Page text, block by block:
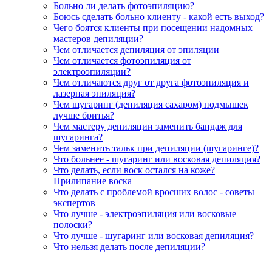
Больно ли делать фотоэпиляцию?
Боюсь сделать больно клиенту - какой есть выход?
Чего боятся клиенты при посещении надомных
мастеров депиляции?
Чем отличается депиляция от эпиляции
Чем отличается фотоэпиляция от
электроэпиляции?
Чем отличаются друг от друга фотоэпиляция и
лазерная эпиляция?
Чем шугаринг (депиляция сахаром) подмышек
лучше бритья?
Чем мастеру депиляции заменить бандаж для
шугаринга?
Чем заменить тальк при депиляции (шугаринге)?
Что больнее - шугаринг или восковая депиляция?
Что делать, если воск остался на коже?
Прилипание воска
Что делать с проблемой вросших волос - советы
экспертов
Что лучше - электроэпиляция или восковые
полоски?
Что лучше - шугаринг или восковая депиляция?
Что нельзя делать после депиляции?